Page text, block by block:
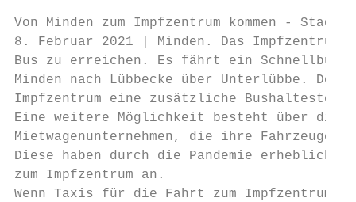
Von Minden zum Impfzentrum kommen -
8. Februar 2021 | Minden. Das Impfzentrum
Bus zu erreichen. Es fährt ein Schnellbus
Minden nach Lübbecke über Unterlübbe.
Impfzentrum eine zusätzliche
Eine weitere Möglichkeit besteht über die
Mietwagenunternehmen, die ihre Fahrzeuge
Diese haben durch die Pandemie
zum Impfzentrum an.
Wenn Taxis für die Fahrt zum Impfzentrum